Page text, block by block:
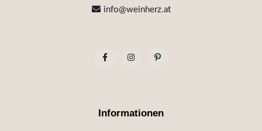
info@weinherz.at
Informationen